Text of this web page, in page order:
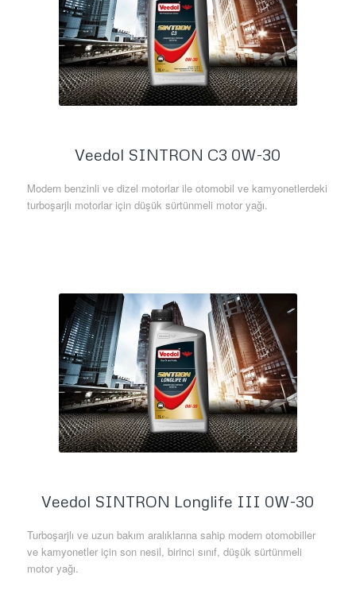
Veedol SINTRON C3 0W-30
Modern benzinli ve dizel motorlar ile otomobil ve kamyonetlerdeki
turboşarjlı motorlar için düşük sürtünmeli motor yağı.
Veedol SINTRON Longlife III 0W-30
Turboşarjlı ve uzun bakım aralıklarına sahip modern otomobiller
ve kamyonetler için son nesil, birinci sınıf, düşük sürtünmeli
motor yağı.